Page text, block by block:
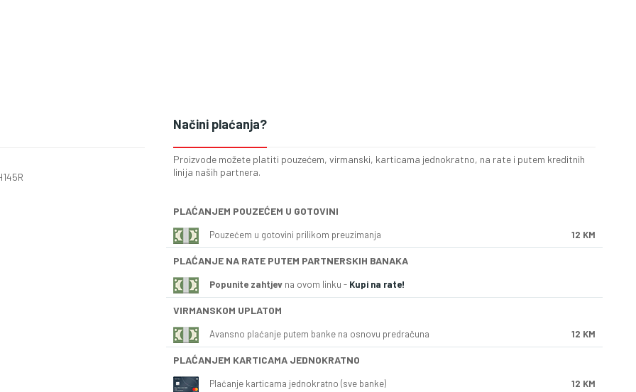
Načini plaćanja?
Proizvode možete platiti pouzećem, virmanski, karticama jednokratno, na rate i putem kreditnih
linija naših partnera.
PLAĆANJEM POUZEĆEM U GOTOVINI
Pouzećem u gotovini prilikom preuzimanja 12 KM
PLAĆANJE NA RATE PUTEM PARTNERSKIH BANAKA
Popunite zahtjev na ovom linku - Kupi na rate!
VIRMANSKOM UPLATOM
Avansno plaćanje putem banke na osnovu predračuna 12 KM
PLAĆANJEM KARTICAMA JEDNOKRATNO
Plaćanje karticama jednokratno (sve banke) 12 KM